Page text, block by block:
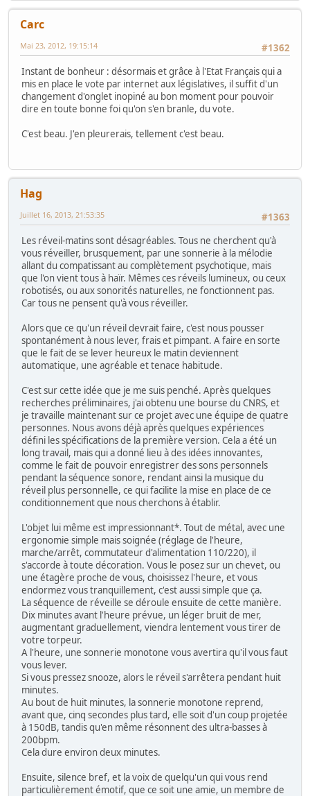
Carc
#1362
Mai 23, 2012, 19:15:14
Instant de bonheur : désormais et grâce à l'Etat Français qui a
mis en place le vote par internet aux législatives, il suffit d'un
changement d'onglet inopiné au bon moment pour pouvoir
dire en toute bonne foi qu'on s'en branle, du vote.
C'est beau. J'en pleurerais, tellement c'est beau.
Hag
#1363
Juillet 16, 2013, 21:53:35
Les réveil-matins sont désagréables. Tous ne cherchent qu'à
vous réveiller, brusquement, par une sonnerie à la mélodie
allant du compatissant au complètement psychotique, mais
que l'on vient tous à haïr. Mêmes ces réveils lumineux, ou ceux
robotisés, ou aux sonorités naturelles, ne fonctionnent pas.
Car tous ne pensent qu'à vous réveiller.
Alors que ce qu'un réveil devrait faire, c'est nous pousser
spontanément à nous lever, frais et pimpant. A faire en sorte
que le fait de se lever heureux le matin deviennent
automatique, une agréable et tenace habitude.
C'est sur cette idée que je me suis penché. Après quelques
recherches préliminaires, j'ai obtenu une bourse du CNRS, et
je travaille maintenant sur ce projet avec une équipe de quatre
personnes. Nous avons déjà après quelques expériences
défini les spécifications de la première version. Cela a été un
long travail, mais qui a donné lieu à des idées innovantes,
comme le fait de pouvoir enregistrer des sons personnels
pendant la séquence sonore, rendant ainsi la musique du
réveil plus personnelle, ce qui facilite la mise en place de ce
conditionnement que nous cherchons à établir.
L'objet lui même est impressionnant*. Tout de métal, avec une
ergonomie simple mais soignée (réglage de l'heure,
marche/arrêt, commutateur d'alimentation 110/220), il
s'accorde à toute décoration. Vous le posez sur un chevet, ou
une étagère proche de vous, choisissez l'heure, et vous
endormez vous tranquillement, c'est aussi simple que ça.
La séquence de réveille se déroule ensuite de cette manière.
Dix minutes avant l'heure prévue, un léger bruit de mer,
augmentant graduellement, viendra lentement vous tirer de
votre torpeur.
A l'heure, une sonnerie monotone vous avertira qu'il vous faut
vous lever.
Si vous pressez snooze, alors le réveil s'arrêtera pendant huit
minutes.
Au bout de huit minutes, la sonnerie monotone reprend,
avant que, cinq secondes plus tard, elle soit d'un coup projetée
à 150dB, tandis qu'en même résonnent des ultra-basses à
200bpm.
Cela dure environ deux minutes.
Ensuite, silence bref, et la voix de quelqu'un qui vous rend
particulièrement émotif, que ce soit une amie, un membre de